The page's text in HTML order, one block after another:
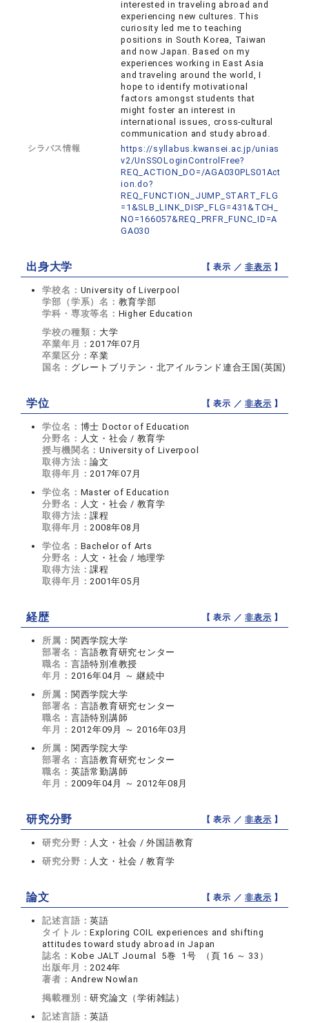
interested in traveling abroad and
experiencing new cultures. This
curiosity led me to teaching
positions in South Korea, Taiwan
and now Japan. Based on my
experiences working in East Asia
and traveling around the world, I
hope to identify motivational
factors amongst students that
might foster an interest in
international issues, cross-cultural
communication and study abroad.
シラバス情報
https://syllabus.kwansei.ac.jp/unias
v2/UnSSOLoginControlFree?
REQ_ACTION_DO=/AGA030PLS01Act
ion.do?
REQ_FUNCTION_JUMP_START_FLG
=1&SLB_LINK_DISP_FLG=431&TCH_
NO=166057&REQ_PRFR_FUNC_ID=A
GA030
出身大学 【 表示 ／非表示 】
学校名： University of Liverpool
学部（学系）名： 教育学部
学科・専攻等名： Higher Education
学校の種類： 大学
卒業年月：2017年07月
卒業区分：卒業
国名： グレートブリテン・北アイルランド連合王国(英国)
学位 【 表示 ／非表示 】
学位名： 博士 Doctor of Education
分野名： 人文・社会 / 教育学
授与機関名：University of Liverpool
取得方法：論文
取得年月：2017年07月
学位名： Master of Education
分野名： 人文・社会 / 教育学
取得方法：課程
取得年月：2008年08月
学位名： Bachelor of Arts
分野名： 人文・社会 / 地理学
取得方法：課程
取得年月：2001年05月
経歴 【 表示 ／非表示 】
所属： 関西学院大学
部署名： 言語教育研究センター
職名： 言語特別准教授
年月： 2016年04月 ～ 継続中
所属： 関西学院大学
部署名： 言語教育研究センター
職名： 言語特別講師
年月： 2012年09月 ～ 2016年03月
所属： 関西学院大学
部署名： 言語教育研究センター
職名： 英語常勤講師
年月： 2009年04月 ～ 2012年08月
研究分野 【 表示 ／非表示 】
研究分野： 人文・社会 / 外国語教育
研究分野： 人文・社会 / 教育学
論文 【 表示 ／非表示 】
記述言語：英語
タイトル：Exploring COIL experiences and shifting
attitudes toward study abroad in Japan
誌名： Kobe JALT Journal 5巻 1号 （頁 16 ～ 33）
出版年月：2024年
著者： Andrew Nowlan
掲載種別：研究論文（学術雑誌）
記述言語：英語